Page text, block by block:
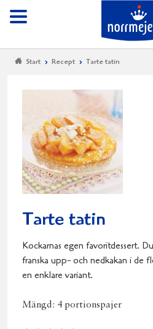
Meny
Start Recept Tarte tatin
Tarte tatin
Kockarnas egen favoritdessert.
franska upp- och nedkakan i de
en enklare variant.
Mängd: 4 portionspajer